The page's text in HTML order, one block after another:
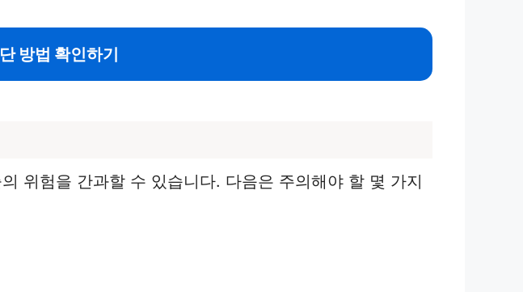
방법 확인하기
위험을 간과할 수 있습니다. 다음은 주의해야 할 몇 가지